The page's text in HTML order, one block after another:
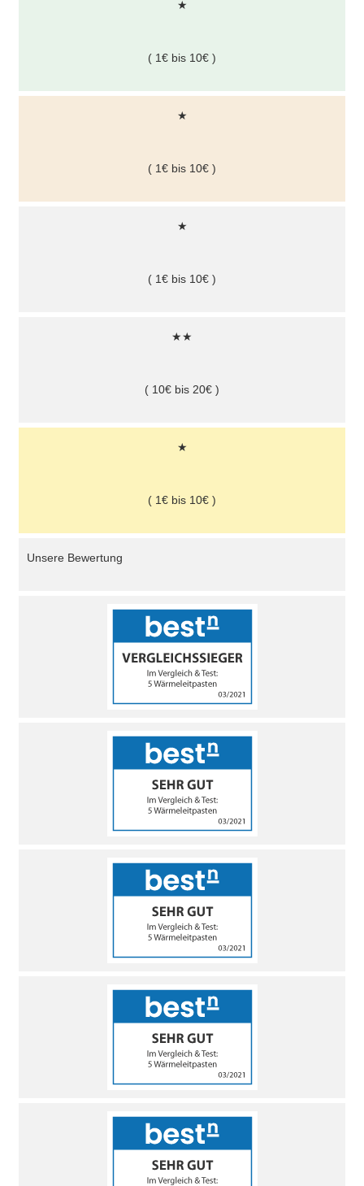
★
( 1€ bis 10€ )
★
( 1€ bis 10€ )
★
( 1€ bis 10€ )
★★
( 10€ bis 20€ )
★
( 1€ bis 10€ )
Unsere Bewertung